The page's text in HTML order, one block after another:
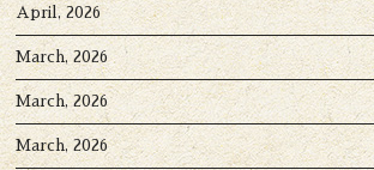
April, 2026
March, 2026
March, 2026
March, 2026